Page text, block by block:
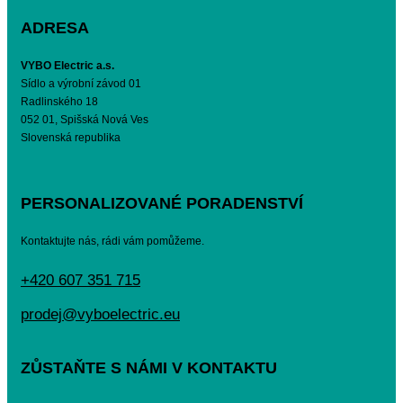
ADRESA
VYBO Electric a.s.
Sídlo a výrobní závod 01
Radlinského 18
052 01, Spišská Nová Ves
Slovenská republika
PERSONALIZOVANÉ PORADENSTVÍ
Kontaktujte nás, rádi vám pomůžeme.
+420 607 351 715
prodej@vyboelectric.eu
ZŮSTAŇTE S NÁMI V KONTAKTU